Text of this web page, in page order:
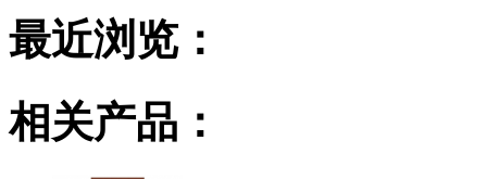
最近浏览：
相关产品：